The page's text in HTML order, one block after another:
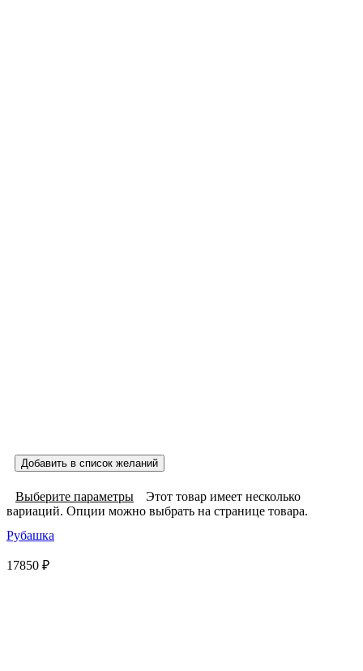
Добавить в список желаний
Выберите параметры
Этот товар имеет несколько
вариаций. Опции можно выбрать на странице товара.
Рубашка
17850 ₽